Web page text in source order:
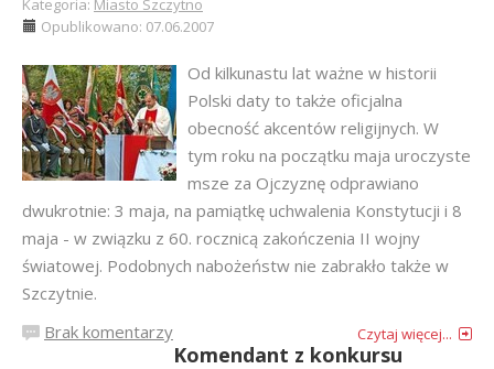
Kategoria: Miasto Szczytno
Opublikowano: 07.06.2007
Od kilkunastu lat ważne w historii
Polski daty to także oficjalna
obecność akcentów religijnych. W
tym roku na początku maja uroczyste
msze za Ojczyznę odprawiano
dwukrotnie: 3 maja, na pamiątkę uchwalenia Konstytucji i 8
maja - w związku z 60. rocznicą zakończenia II wojny
światowej. Podobnych nabożeństw nie zabrakło także w
Szczytnie.
Brak komentarzy
Czytaj więcej...
Komendant z konkursu